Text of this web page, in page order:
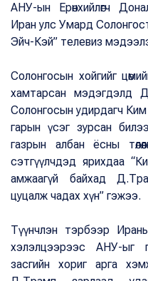
АНУ-ын Ерөнхийлөгч
Иран улс Умард
Эйч-Кэй” телевиз
Солонгосын хойгийг
хамтарсан мэдэгдэлд
Солонгосын удирдагч Ким
гарын үсэг зурсан
газрын албан ёсны
сэтгүүлчдэд ярихдаа
амжаагүй байхад
цуцалж чадах хүн” гэжээ.
Түүнчлэн тэрбээр Ираны
хэлэлцээрээс АНУ-ыг
засгийн хориг арга